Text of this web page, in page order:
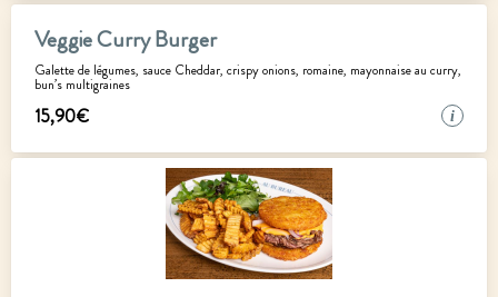
Veggie Curry Burger
Galette de légumes, sauce Cheddar, crispy onions, romaine, mayonnaise au curry,
bun’s multigraines
15,90€ i